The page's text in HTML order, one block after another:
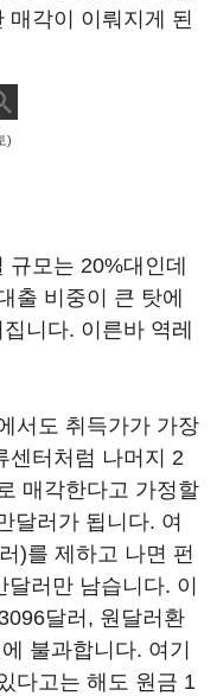
매각이 이뤄지게 된
)
모는 20%대인데
출 비중이 큰 탓에
니다. 이른바 역레
서도 취득가가 가장
센터처럼 나머지 2
매각한다고 가정할
달러가 됩니다. 여
)를 제하고 나면 펀
러만 남습니다. 이
달러, 원달러환
불과합니다. 여기
다고는 해도 원금 1